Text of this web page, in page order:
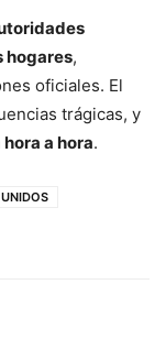
hogares,
oficiales. El
trágicas, y
a hora.